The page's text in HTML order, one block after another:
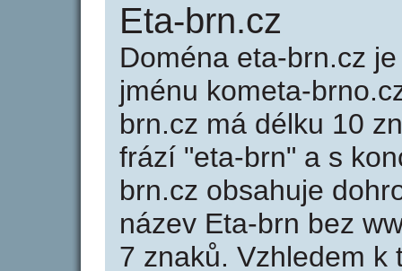
Eta-brn.cz
Doména eta-brn.cz
jménu kometa-
brn.cz má délku 10
frází "eta-brn" a s
brn.cz obsahuje
název Eta-brn bez
7 znaků. Vzhledem k